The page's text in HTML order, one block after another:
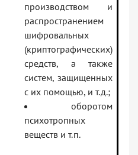
производством и
распространением
шифровальных
(криптографических)
средств, а также
систем, защищенных
с их помощью, и т.д.;
оборотом
психотропных
веществ и т.п.